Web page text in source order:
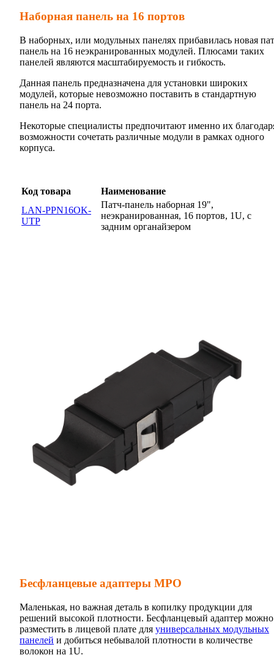
Наборная панель на 16 портов
В наборных, или модульных панелях прибавилась новая
панель на 16 неэкранированных модулей. Плюсами таких
панелей являются масштабируемость и гибкость.
Данная панель предназначена для установки широких
модулей, которые невозможно поставить в стандартную
панель на 24 порта.
Некоторые специалисты предпочитают именно их
возможности сочетать различные модули в рамках одного
корпуса.
Код товара
Наименование
LAN-PPN16OK-
UTP
Патч-панель наборная 19",
неэкранированная, 16 портов, 1U, с
задним органайзером
Бесфланцевые адаптеры MPO
Маленькая, но важная деталь в копилку продукции для
решений высокой плотности. Бесфланцевый адаптер можно
разместить в лицевой плате для универсальных модульных
панелей и добиться небывалой плотности в количестве
волокон на 1U.